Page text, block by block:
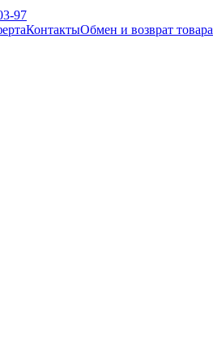
97
КонтактыОбмен и возврат товара